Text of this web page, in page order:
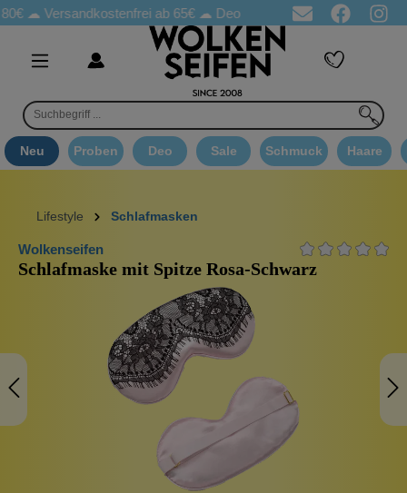
Versandkostenfrei ab 65€ ☁ Deo Proben in jeder Bestellung ☁
Neu Proben Deo Sale Schmuck Haare
Lifestyle Schlafmasken
Wolkenseifen
Schlafmaske mit Spitze Rosa-Schwarz